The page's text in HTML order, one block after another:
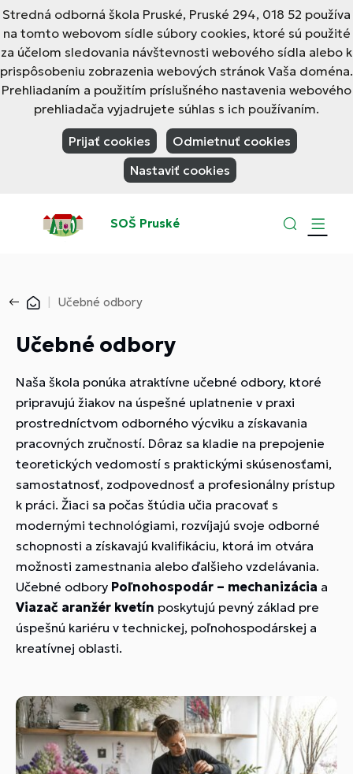
Stredná odborná škola Pruské, Pruské 294, 018 52 používa
na tomto webovom sídle súbory cookies, ktoré sú použité
za účelom sledovania návštevnosti webového sídla alebo k
prispôsobeniu zobrazenia webových stránok Vaša doména.
Prehliadaním a použitím príslušného nastavenia webového
prehliadača vyjadrujete súhlas s ich používaním.
Prijať cookies
Odmietnuť cookies
Nastaviť cookies
SOŠ Pruské
Učebné odbory
Učebné odbory
Naša škola ponúka atraktívne učebné odbory, ktoré
pripravujú žiakov na úspešné uplatnenie v praxi
prostredníctvom odborného výcviku a získavania
pracovných zručností. Dôraz sa kladie na prepojenie
teoretických vedomostí s praktickými skúsenosťami,
samostatnosť, zodpovednosť a profesionálny prístup
k práci. Žiaci sa počas štúdia učia pracovať s
modernými technológiami, rozvíjajú svoje odborné
schopnosti a získavajú kvalifikáciu, ktorá im otvára
možnosti zamestnania alebo ďalšieho vzdelávania.
Učebné odbory Poľnohospodár – mechanizácia a
Viazač aranžér kvetín poskytujú pevný základ pre
úspešnú kariéru v technickej, poľnohospodárskej a
kreatívnej oblasti.